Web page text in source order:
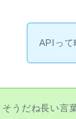
APIって
そうだね長い言